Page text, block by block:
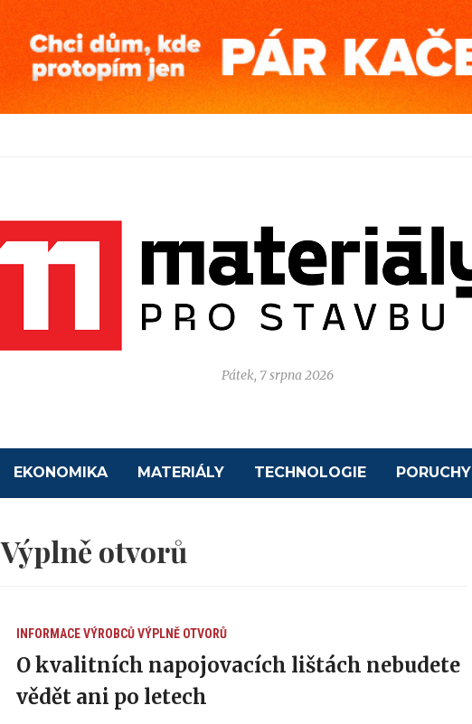
Pátek, 7 srpna 2026
EKONOMIKA MATERIÁLY TECHNOLOGIE PORUCHY
Výplně otvorů
INFORMACE VÝROBCŮVÝPLNĚ OTVORŮ
O kvalitních napojovacích lištách nebudete
vědět ani po letech